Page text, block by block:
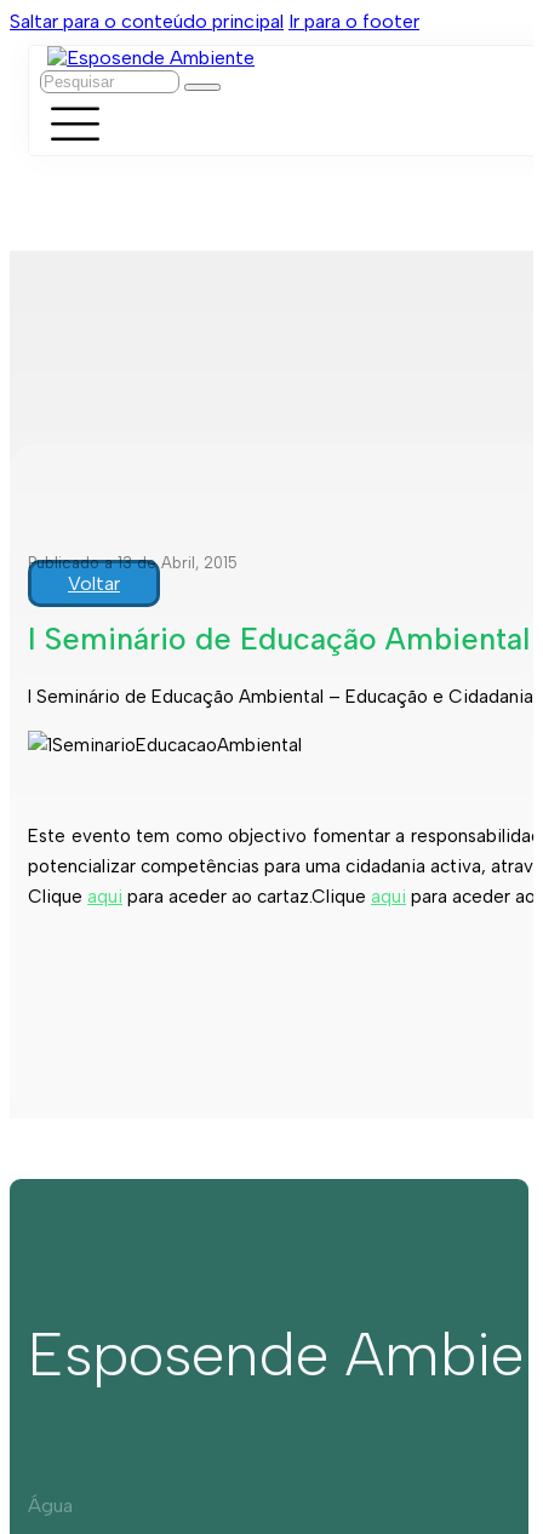
Saltar para o conteúdo principal Ir para o footer
Pesquisar
Publicado a 13 de Abril, 2015
Voltar
I Seminário de Educação
I Seminário de Educação Ambiental – Educação e
Este evento tem como objectivo fomentar a
potencializar competências para uma cidadania activa,
Clique aqui para aceder ao cartaz.Clique aqui para aceder ao
Esposende
Água